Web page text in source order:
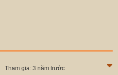
Tham gia: 3 năm trước